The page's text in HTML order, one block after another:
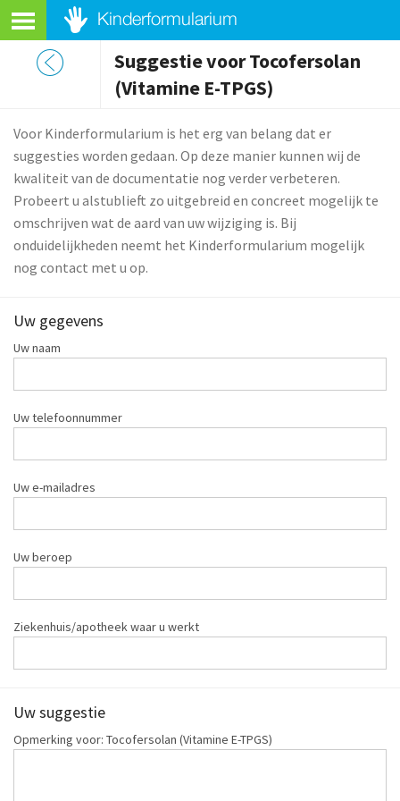
Suggestie voor Tocofersolan
(Vitamine E-TPGS)
Voor Kinderformularium is het erg van belang dat er
suggesties worden gedaan. Op deze manier kunnen wij de
kwaliteit van de documentatie nog verder verbeteren.
Probeert u alstublieft zo uitgebreid en concreet mogelijk te
omschrijven wat de aard van uw wijziging is. Bij
onduidelijkheden neemt het Kinderformularium mogelijk
nog contact met u op.
Uw gegevens
Uw naam
Uw telefoonnummer
Uw e-mailadres
Uw beroep
Ziekenhuis/apotheek waar u werkt
Uw suggestie
Opmerking voor: Tocofersolan (Vitamine E-TPGS)